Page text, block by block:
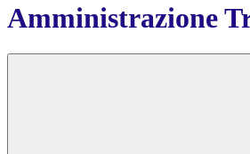
Amministrazione